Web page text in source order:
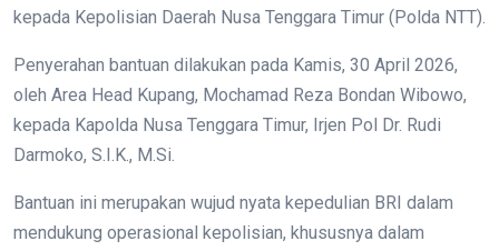
kepada Kepolisian Daerah Nusa Tenggara Timur (Polda NTT).
Penyerahan bantuan dilakukan pada Kamis, 30 April 2026,
oleh Area Head Kupang, Mochamad Reza Bondan Wibowo,
kepada Kapolda Nusa Tenggara Timur, Irjen Pol Dr. Rudi
Darmoko, S.I.K., M.Si.
Bantuan ini merupakan wujud nyata kepedulian BRI dalam
mendukung operasional kepolisian, khususnya dalam